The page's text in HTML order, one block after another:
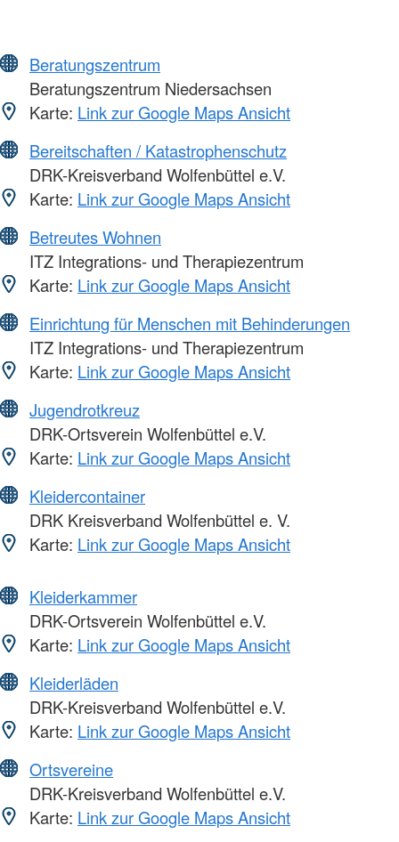
Beratungszentrum
Beratungszentrum Niedersachsen
Karte: Link zur Google Maps Ansicht
Bereitschaften / Katastrophenschutz
DRK-Kreisverband Wolfenbüttel e.V.
Karte: Link zur Google Maps Ansicht
Betreutes Wohnen
ITZ Integrations- und Therapiezentrum
Karte: Link zur Google Maps Ansicht
Einrichtung für Menschen mit Behinderungen
ITZ Integrations- und Therapiezentrum
Karte: Link zur Google Maps Ansicht
Jugendrotkreuz
DRK-Ortsverein Wolfenbüttel e.V.
Karte: Link zur Google Maps Ansicht
Kleidercontainer
DRK Kreisverband Wolfenbüttel e. V.
Karte: Link zur Google Maps Ansicht
Kleiderkammer
DRK-Ortsverein Wolfenbüttel e.V.
Karte: Link zur Google Maps Ansicht
Kleiderläden
DRK-Kreisverband Wolfenbüttel e.V.
Karte: Link zur Google Maps Ansicht
Ortsvereine
DRK-Kreisverband Wolfenbüttel e.V.
Karte: Link zur Google Maps Ansicht